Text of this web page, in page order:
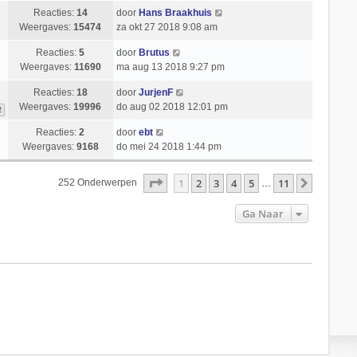
Reacties: 14
Weergaves:15474
door Hans Braakhuis
za okt 27 2018 9:08 am
Reacties:5
Weergaves: 11690
door Brutus
ma aug 13 2018 9:27 pm
Reacties: 18
Weergaves:19996
door JurjenF
do aug 02 2018 12:01 pm
Reacties:2
Weergaves: 9168
door ebt
do mei 24 2018 1:44 pm
252 Onderwerpen Pagina1 Van 11
1 2 3 4 5 … 11
Ga Naar